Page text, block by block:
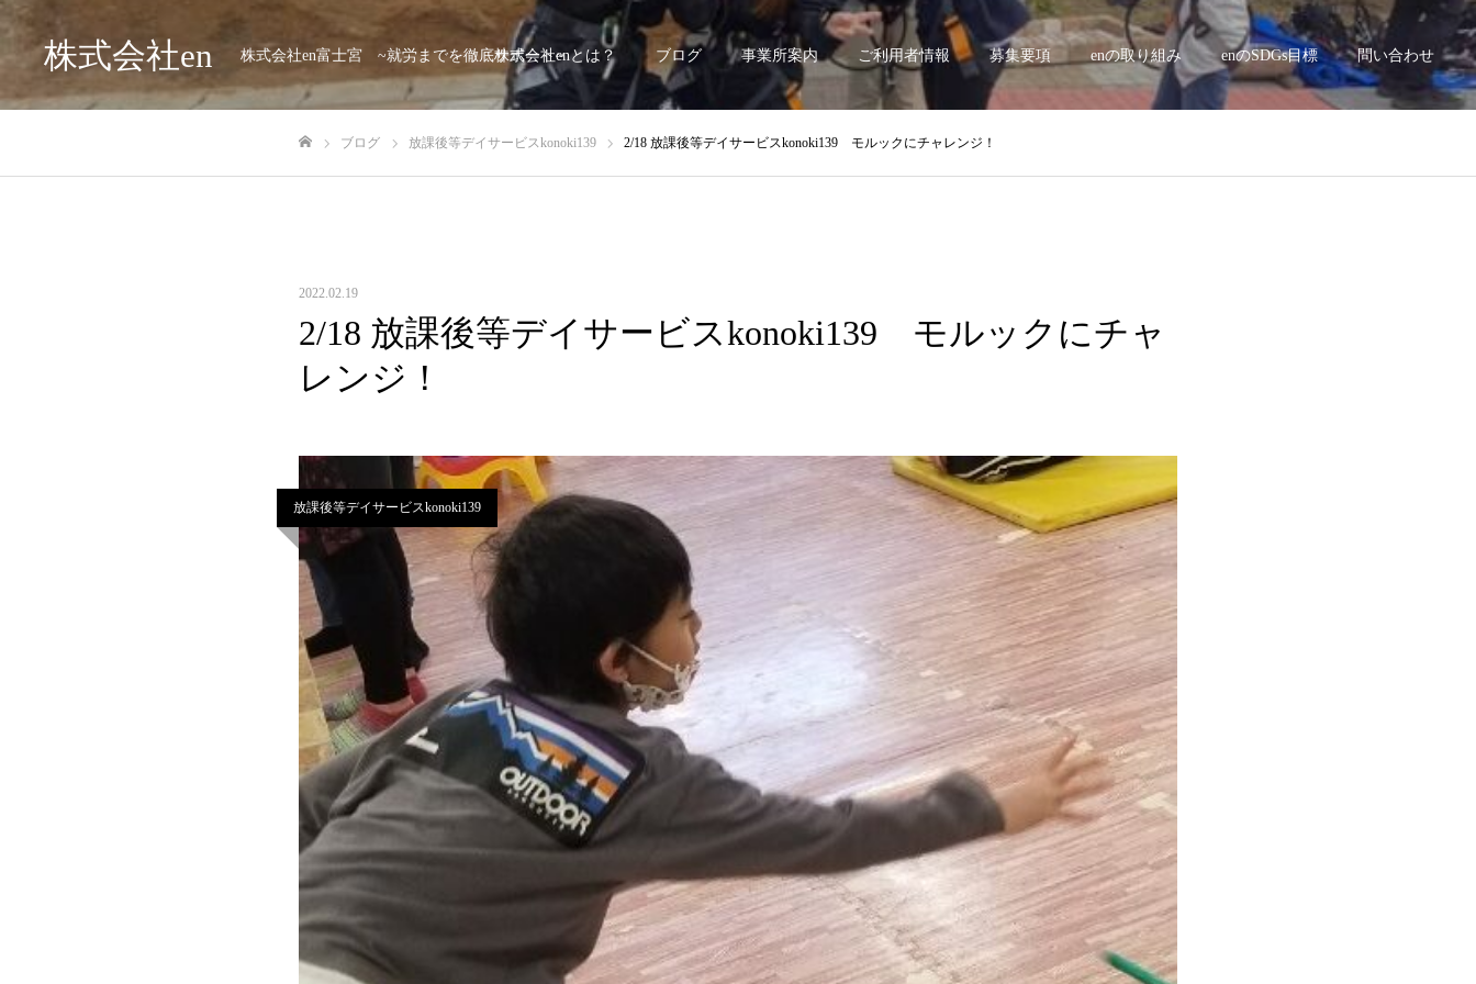
株式会社en 株式会社en富士宮 ~就労までを徹底サポート~
株式会社enとは？ ブログ 事業所案内 ご利用者情報 募集要項 enの取り組み enのSDGs目標 問い合わせ
ブログ 放課後等デイサービスkonoki139 2/18 放課後等デイサービスkonoki139 モルックにチャレンジ！
2022.02.19
2/18 放課後等デイサービスkonoki139 モルックにチャ
レンジ！
放課後等デイサービスkonoki139